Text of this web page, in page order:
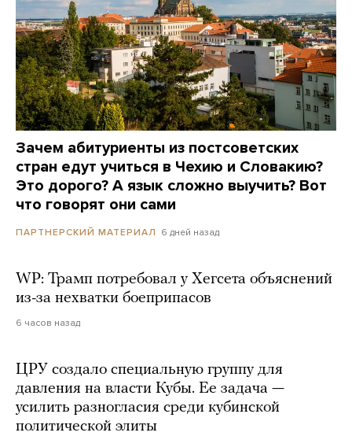
Зачем абитуриенты из постсоветских
стран едут учиться в Чехию и Словакию?
Это дорого? А язык сложно выучить? Вот
что говорят они сами
ПАРТНЕРСКИЙ МАТЕРИАЛ 6 дней назад
WP: Трамп потребовал у Хегсета объяснений
из-за нехватки боеприпасов
6 часов назад
ЦРУ создало специальную группу для
давления на власти Кубы. Ее задача —
усилить разногласия среди кубинской
политической элиты